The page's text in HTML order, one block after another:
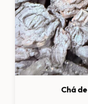
Chá